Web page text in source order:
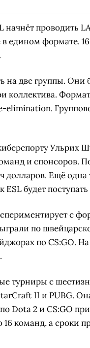
начнёт проводить
едином формате.
на две группы.
коллектива.
elimination.
Ульрих
и спонсоров.
долларов. Ещё одна
будет
с
по
по CS:GO.
.
турниры с
II и PUBG.
Dota 2 и CS:GO
команд, а сроки